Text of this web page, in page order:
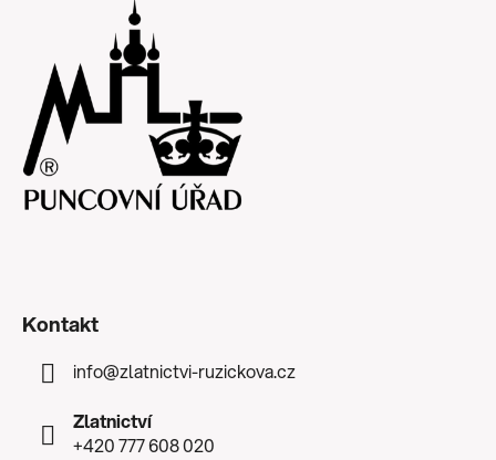
Kontakt
info@zlatnictvi-ruzickova.cz
Zlatnictví
+420 777 608 020